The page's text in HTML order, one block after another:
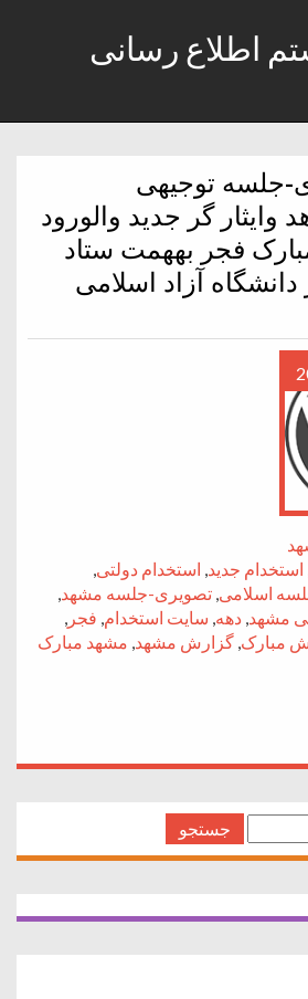
اطلاع رسانی
جلسه توجیهی
وایثار گر جدید والورود
فجر بههمت ستاد
دانشگاه آزاد اسلامی
استخدام جدید, استخدام دولتی,
اسلامی, تصویری-جلسه مشهد,
مشهد, دهه, سایت استخدام, فجر ,
مبارک, گزارش مشهد, مشهد مبارک